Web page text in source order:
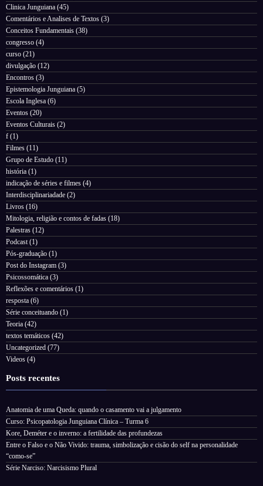
Clinica Junguiana (45)
Comentários e Analises de Textos (3)
Conceitos Fundamentais (38)
congresso (4)
curso (21)
divulgação (12)
Encontros (3)
Epistemologia Junguiana (5)
Escola Inglesa (6)
Eventos (20)
Eventos Culturais (2)
f (1)
Filmes (11)
Grupo de Estudo (11)
história (1)
indicação de séries e filmes (4)
Interdisciplinariadade (2)
Livros (16)
Mitologia, religião e contos de fadas (18)
Palestras (12)
Podcast (1)
Pós-graduação (1)
Post do Instagram (3)
Psicossomática (3)
Reflexões e comentários (1)
resposta (6)
Série conceituando (1)
Teoria (42)
textos temáticos (42)
Uncategorized (77)
Videos (4)
Posts recentes
Anatomia de uma Queda: quando o casamento vai a julgamento
Curso: Psicopatologia Junguiana Clínica – Turma 6
Kore, Deméter e o inverno: a fertilidade das profundezas
Entre o Falso e o Não Vivido: trauma, simbolização e cisão do self na personalidade
“como-se”
Série Narciso: Narcisismo Plural